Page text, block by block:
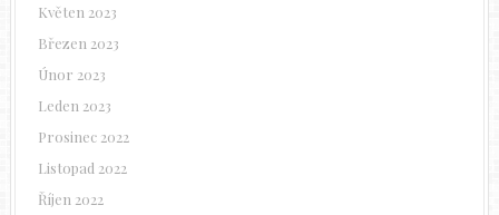
Květen 2023
Březen 2023
Únor 2023
Leden 2023
Prosinec 2022
Listopad 2022
Říjen 2022